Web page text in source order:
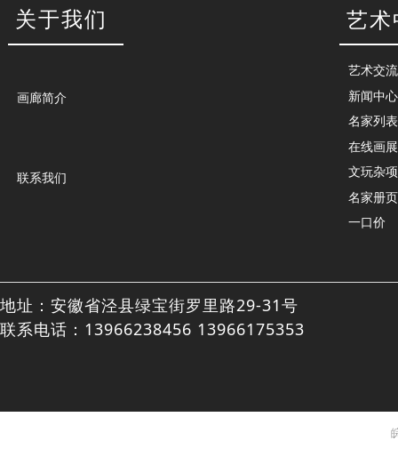
关于我们
画廊简介
联系我们
艺术
艺术交流
新闻中心
名家列表
在线画展
文玩杂项
名家册页
一口价
地址：安徽省泾县绿宝街罗里路29-31号
联系电话：13966238456 13966175353